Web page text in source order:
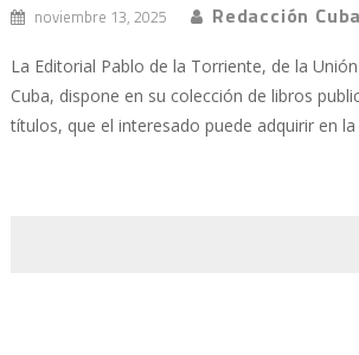
noviembre 13, 2025 Redacción
La Editorial Pablo de la Torriente, de la
Cuba, dispone en su colección de libros
títulos, que el interesado puede adquirir en